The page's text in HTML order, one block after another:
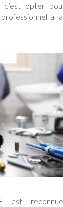
c’est opter
à
est